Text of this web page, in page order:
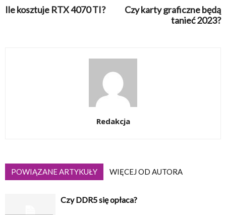
Ile kosztuje RTX 4070 TI?
Czy karty graficzne będą
tanieć 2023?
Redakcja
POWIĄZANE ARTYKUŁY WIĘCEJ OD AUTORA
Czy DDR5 się opłaca?